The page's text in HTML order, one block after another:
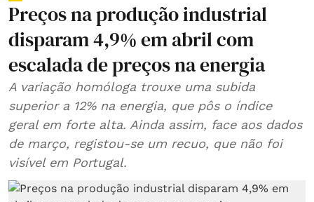
Preços na produção industrial
disparam 4,9% em abril com
escalada de preços na energia
A variação homóloga trouxe uma subida
superior a 12% na energia, que pôs o índice
geral em forte alta. Ainda assim, face aos dados
de março, registou-se um recuo, que não foi
visível em Portugal.